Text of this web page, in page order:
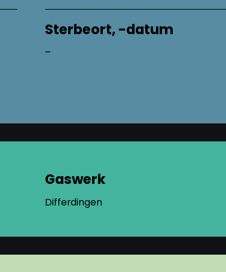
Sterbeort, -datum
–
Gaswerk
Differdingen